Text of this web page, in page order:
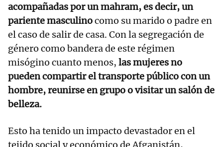
acompañadas por un mahram, es decir, un
pariente masculinocomo su marido o padre en
el caso de salir de casa. Con la segregación de
género como bandera de este régimen
misógino cuanto menos, las mujeres no
pueden compartir el transporte público con un
hombre, reunirse en grupo o visitar un salón de
belleza.
Esto ha tenido un impacto devastador en el